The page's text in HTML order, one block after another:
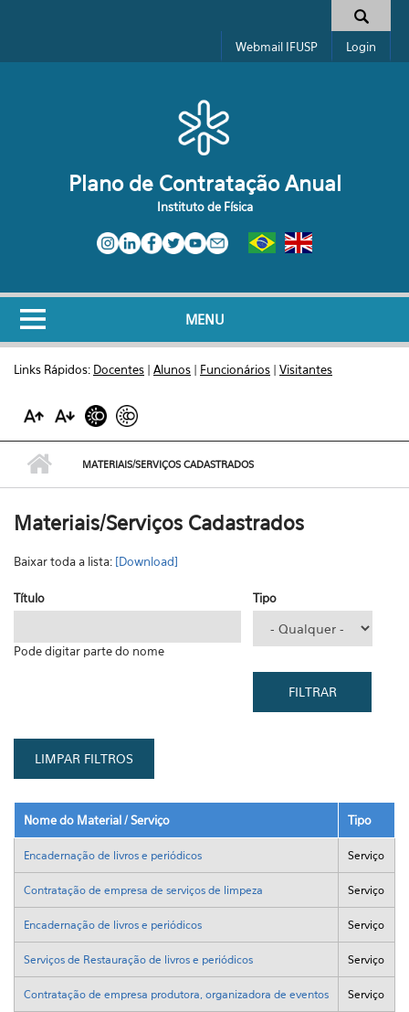
Formulário de busca
Webmail IFUSP Login
Plano de Contratação Anual
Instituto de Física
MENU
Links Rápidos: Docentes | Alunos | Funcionários | Visitantes
MATERIAIS/SERVIÇOS CADASTRADOS
Materiais/Serviços Cadastrados
Baixar toda a lista: [Download]
Título
Pode digitar parte do nome
Tipo
Nome do Material / Serviço Tipo
Encadernação de livros e periódicos Serviço
Contratação de empresa de serviços de limpeza Serviço
Encadernação de livros e periódicos Serviço
Serviços de Restauração de livros e periódicos Serviço
Contratação de empresa produtora, organizadora de eventos Serviço